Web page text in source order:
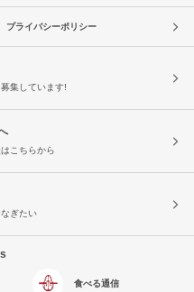
プライバシーポリシー
集しています!
こちらから
ぎたい
食べる通信